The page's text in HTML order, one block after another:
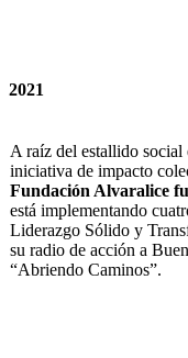
2021
A raíz del estallido
iniciativa de impacto
Fundación Alvaralice
está implementando
Liderazgo Sólido y
su radio de acción a
“Abriendo Caminos”.